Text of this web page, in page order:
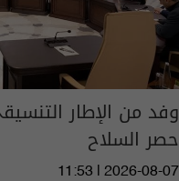
وفد من الإطار
حصر السلاح
11:53 | 2026-08-07